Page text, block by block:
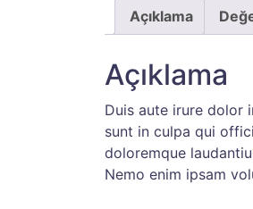
Açıklama
Açıklama
Duis aute irure dolor
sunt in culpa qui
doloremque
Nemo enim ipsam